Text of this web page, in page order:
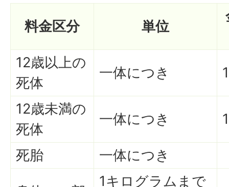
料金区分 単位
12歳以上の
死体
一体につき
12歳未満の
死体
一体につき
死胎 一体につき
1キログラムまで